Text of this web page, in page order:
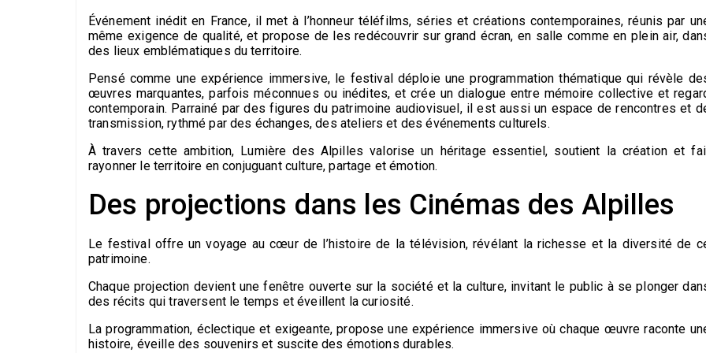
Événement inédit en France, il met à l’honneur téléfilms, séries et créations contemporaines, réunis par
même exigence de qualité, et propose de les redécouvrir sur grand écran, en salle comme en plein air,
des lieux emblématiques du territoire.
Pensé comme une expérience immersive, le festival déploie une programmation thématique qui révèle
œuvres marquantes, parfois méconnues ou inédites, et crée un dialogue entre mémoire collective et
contemporain. Parrainé par des figures du patrimoine audiovisuel, il est aussi un espace de rencontres et
transmission, rythmé par des échanges, des ateliers et des événements culturels.
À travers cette ambition, Lumière des Alpilles valorise un héritage essentiel, soutient la création et
rayonner le territoire en conjuguant culture, partage et émotion.
Des projections dans les Cinémas des Alpilles
Le festival offre un voyage au cœur de l’histoire de la télévision, révélant la richesse et la diversité de
patrimoine.
Chaque projection devient une fenêtre ouverte sur la société et la culture, invitant le public à se plonger
des récits qui traversent le temps et éveillent la curiosité.
La programmation, éclectique et exigeante, propose une expérience immersive où chaque œuvre raconte
histoire, éveille des souvenirs et suscite des émotions durables.